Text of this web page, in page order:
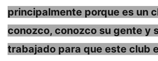
principalmente porque es un
conozco, conozco su gente y
trabajado para que este club